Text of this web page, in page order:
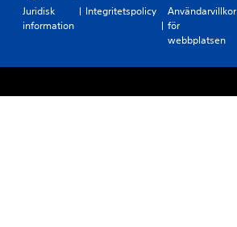
Juridisk
information
Integritetspolicy
Användarvillkor
för
webbplatsen